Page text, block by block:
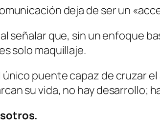
deja de ser un
señalar que, sin un enfoque
solo maquillaje.
puente capaz de cruzar
su vida, no hay desarrollo;